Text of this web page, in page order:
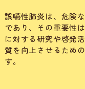
誤嚥性肺炎は、危険
であり、その重要性
に対する研究や啓発
質を向上させるため
す。